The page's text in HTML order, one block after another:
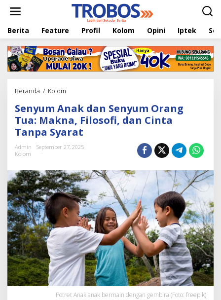
t
Berita Feature Profil Kolom Opini Iptek
Beranda / Kolom
n
y
u
m
A
k
d
a
n
S
e
n
y
u
m
O
r
a
n
g
Senyum Anak dan Senyum Orang
Tua: Makna, Filosofi, dan Cinta
Tanpa Syarat
Admin
September 27, 2025
Kolom
Potret Anak anak bermain dengan gembira (Foto: freepik)